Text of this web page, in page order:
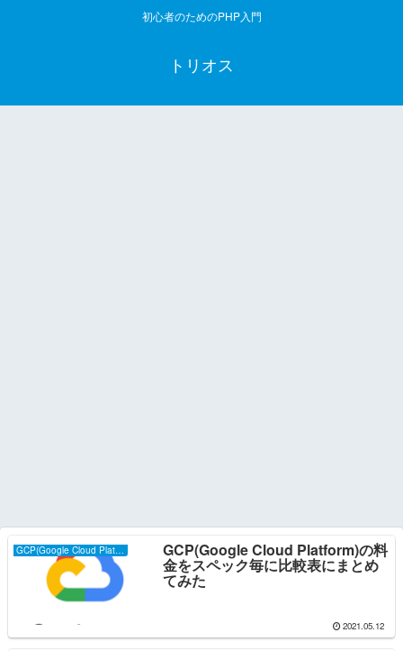
初心者のためのPHP入門
トリオス
GCP(Google Cloud Platform)の料
金をスペック毎に比較表にまとめ
てみた
2021.05.12